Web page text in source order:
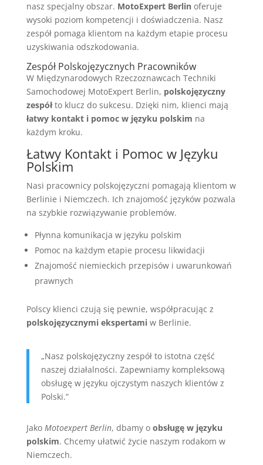
nasz specjalny obszar. MotoExpert Berlinoferuje
wysoki poziom kompetencji i doświadczenia. Nasz
zespół pomaga klientom na każdym etapie procesu
uzyskiwania odszkodowania.
Zespół Polskojęzycznych Pracowników
W Międzynarodowych Rzeczoznawcach Techniki
Samochodowej MotoExpert Berlin, polskojęzyczny
zespółto klucz do sukcesu. Dzięki nim, klienci mają
łatwy kontakt i pomoc w języku polskim na
każdym kroku.
Łatwy Kontakt i Pomoc w Języku
Polskim
Nasi pracownicy polskojęzyczni pomagają klientom w
Berlinie i Niemczech. Ich znajomość języków pozwala
na szybkie rozwiązywanie problemów.
Płynna komunikacja w języku polskim
Pomoc na każdym etapie procesu likwidacji
Znajomość niemieckich przepisów i uwarunkowań
prawnych
Polscy klienci czują się pewnie, współpracując z
polskojęzycznymi ekspertamiw Berlinie.
„Nasz polskojęzyczny zespół to istotna część
naszej działalności. Zapewniamy kompleksową
obsługę w języku ojczystym naszych klientów z
Polski.”
Jako Motoexpert Berlin, dbamy o obsługę w języku
polskim. Chcemy ułatwić życie naszym rodakom w
Niemczech.